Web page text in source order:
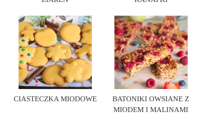
CIASTECZKA MIODOWE
BATONIKI OWSIANE Z
MIODEM I MALINAMI